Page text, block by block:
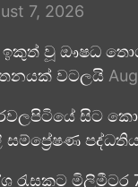
7, 2026
වූ ඖෂධ
වටලයි
සිට
සම්ප්‍රේෂණ
රැසකට මිලිමීටර